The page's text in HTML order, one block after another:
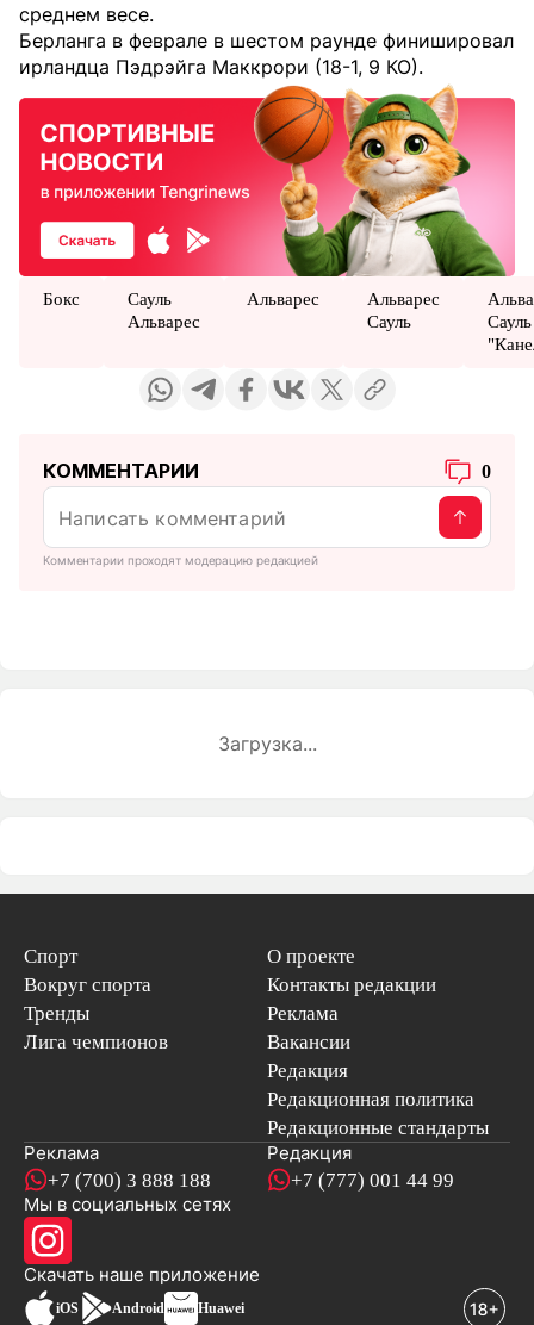
среднем весе.
Берланга в феврале в шестом раунде финишировал
ирландца Пэдрэйга Маккрори (18-1, 9 КО).
Бокс
Сауль
Альварес
Альварес
Альварес
Сауль
Сауль
КОММЕНТАРИИ 0
Комментарии проходят модерацию редакцией
Загрузка...
Спорт
Вокруг спорта
Тренды
Лига чемпионов
О проекте
Контакты редакции
Реклама
Вакансии
Редакция
Редакционная политика
Редакционные стандарты
Реклама
+7 (700) 3 888 188
Редакция
+7 (777) 001 44 99
Мы в социальных сетях
Скачать наше приложениеновостей
iOS Android Huawei